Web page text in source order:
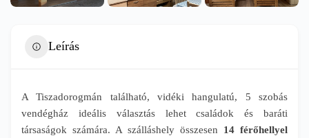
Leírás
A Tiszadorogmán található, vidéki hangulatú, 5 szobás
vendégház ideális választás lehet családok és baráti
társaságok számára. A szálláshely összesen 14 férőhellyel